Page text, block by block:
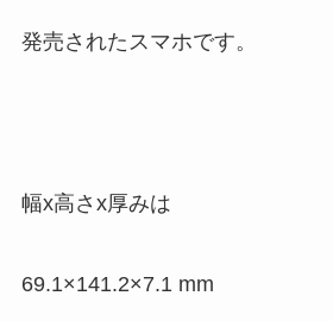
発売されたスマホです。
幅x高さx厚みは
69.1×141.2×7.1 mm